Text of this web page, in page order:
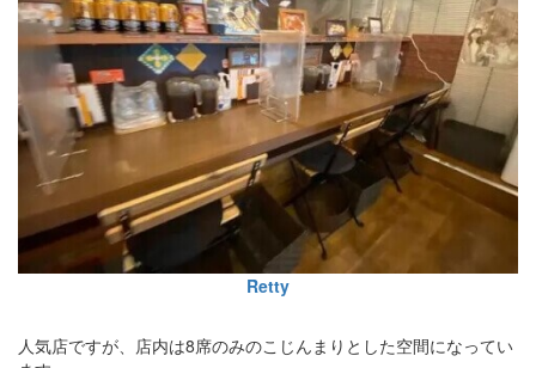
Retty
人気店ですが、店内は8席のみのこじんまりとした空間になってい